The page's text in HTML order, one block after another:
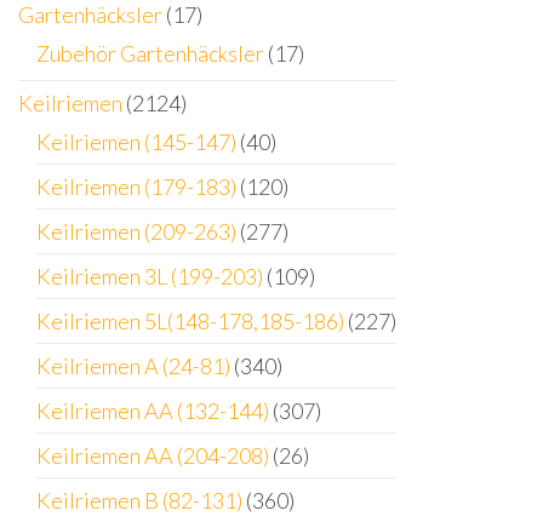
Gartenhäcksler(17)
Zubehör Gartenhäcksler(17)
Keilriemen (2124)
Keilriemen (145-147) (40)
Keilriemen (179-183) (120)
Keilriemen (209-263) (277)
Keilriemen 3L (199-203) (109)
Keilriemen 5L(148-178,185-186) (227)
Keilriemen A (24-81) (340)
Keilriemen AA (132-144) (307)
Keilriemen AA (204-208) (26)
Keilriemen B (82-131) (360)